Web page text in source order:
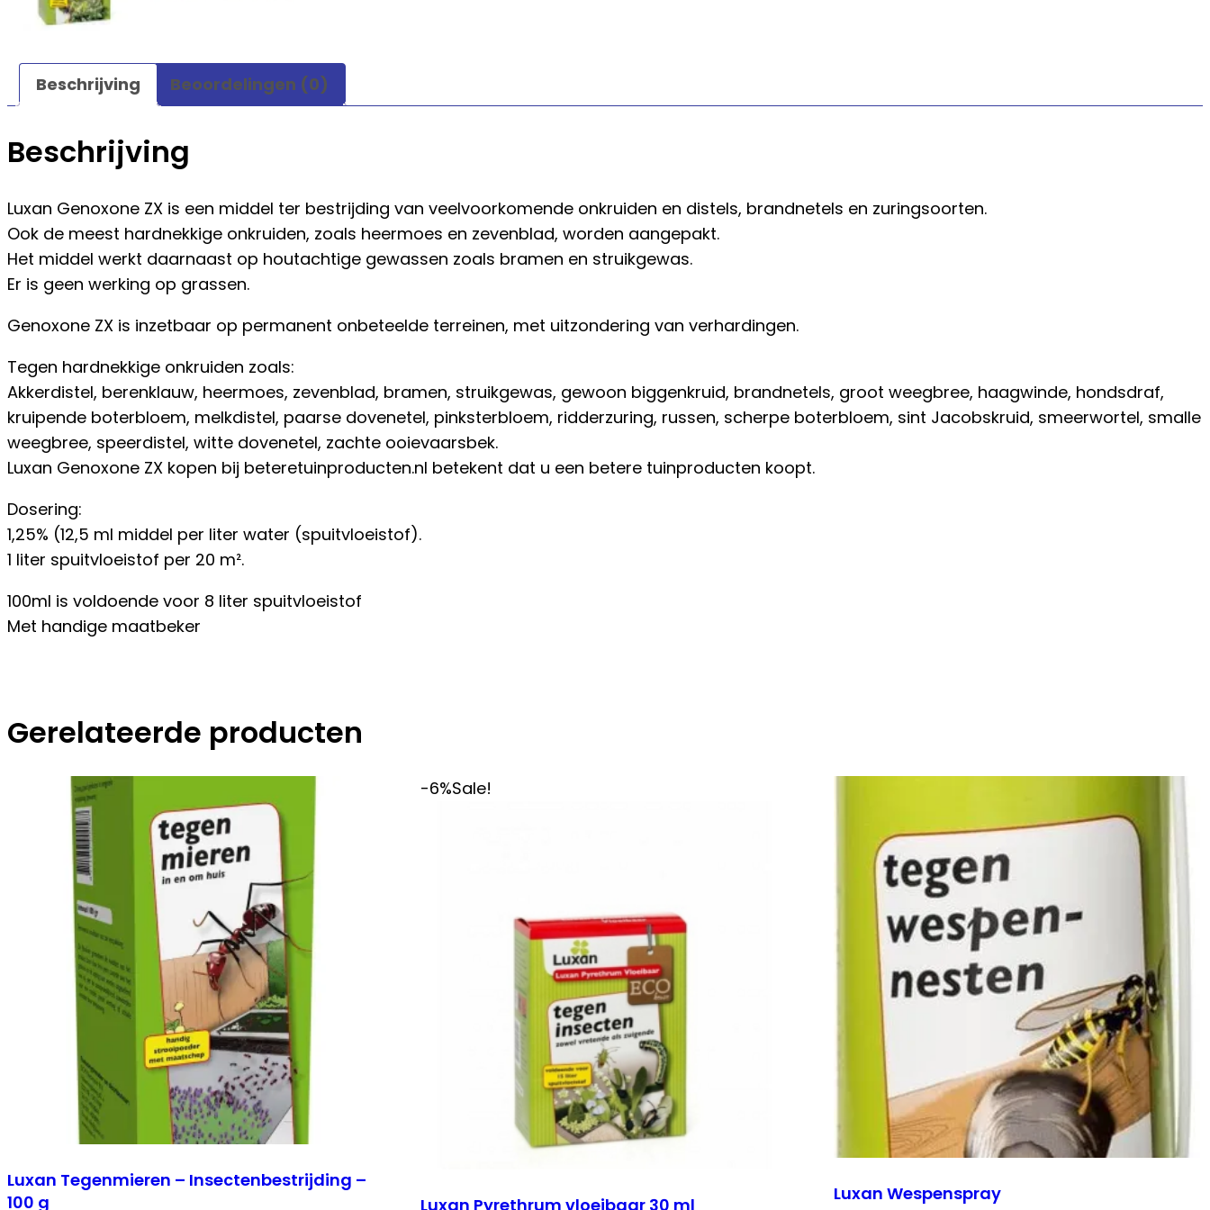
Beschrijving Beoordelingen (0)
Beschrijving
Luxan Genoxone ZX is een middel ter bestrijding van veelvoorkomende onkruiden en distels, brandnetels en zuringsoorten.
Ook de meest hardnekkige onkruiden, zoals heermoes en zevenblad, worden aangepakt.
Het middel werkt daarnaast op houtachtige gewassen zoals bramen en struikgewas.
Er is geen werking op grassen.
Genoxone ZX is inzetbaar op permanent onbeteelde terreinen, met uitzondering van verhardingen.
Tegen hardnekkige onkruiden zoals:
Akkerdistel, berenklauw, heermoes, zevenblad, bramen, struikgewas, gewoon biggenkruid, brandnetels, groot weegbree, haagwinde, hondsdraf,
kruipende boterbloem, melkdistel, paarse dovenetel, pinksterbloem, ridderzuring, russen, scherpe boterbloem, sint Jacobskruid, smeerwortel, smalle
weegbree, speerdistel, witte dovenetel, zachte ooievaarsbek.
Luxan Genoxone ZX kopen bij beteretuinproducten.nl betekent dat u een betere tuinproducten koopt.
Dosering:
1,25% (12,5 ml middel per liter water (spuitvloeistof).
1 liter spuitvloeistof per 20 m².
100ml is voldoende voor 8 liter spuitvloeistof
Met handige maatbeker
Gerelateerde producten
Luxan Tegenmieren – Insectenbestrijding –
100 g
-6%Sale!
Luxan Pyrethrum vloeibaar 30 ml Luxan Wespenspray